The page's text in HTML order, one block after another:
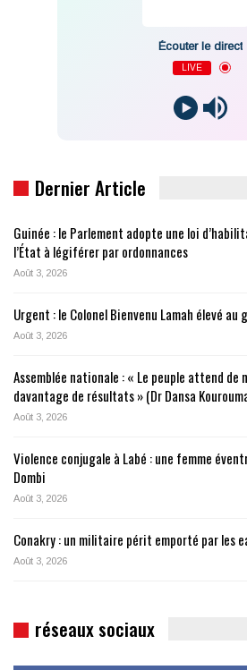
Écouter le direct
LIVE
Dernier Article
Guinée : le Parlement adopte une loi
l’État à légiférer par ordonnances
Août 3, 2026
Urgent : le Colonel Bienvenu Lamah élevé au
Août 3, 2026
Assemblée nationale : « Le peuple attend de
davantage de résultats » (Dr Dansa
Août 3, 2026
Violence conjugale à Labé : une femme
Dombi
Août 3, 2026
Conakry : un militaire périt emporté par les
Août 3, 2026
réseaux sociaux